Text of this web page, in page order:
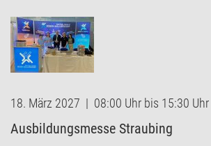
18. März 2027 | 08:00 Uhr bis 15:30 Uhr
Ausbildungsmesse Straubing